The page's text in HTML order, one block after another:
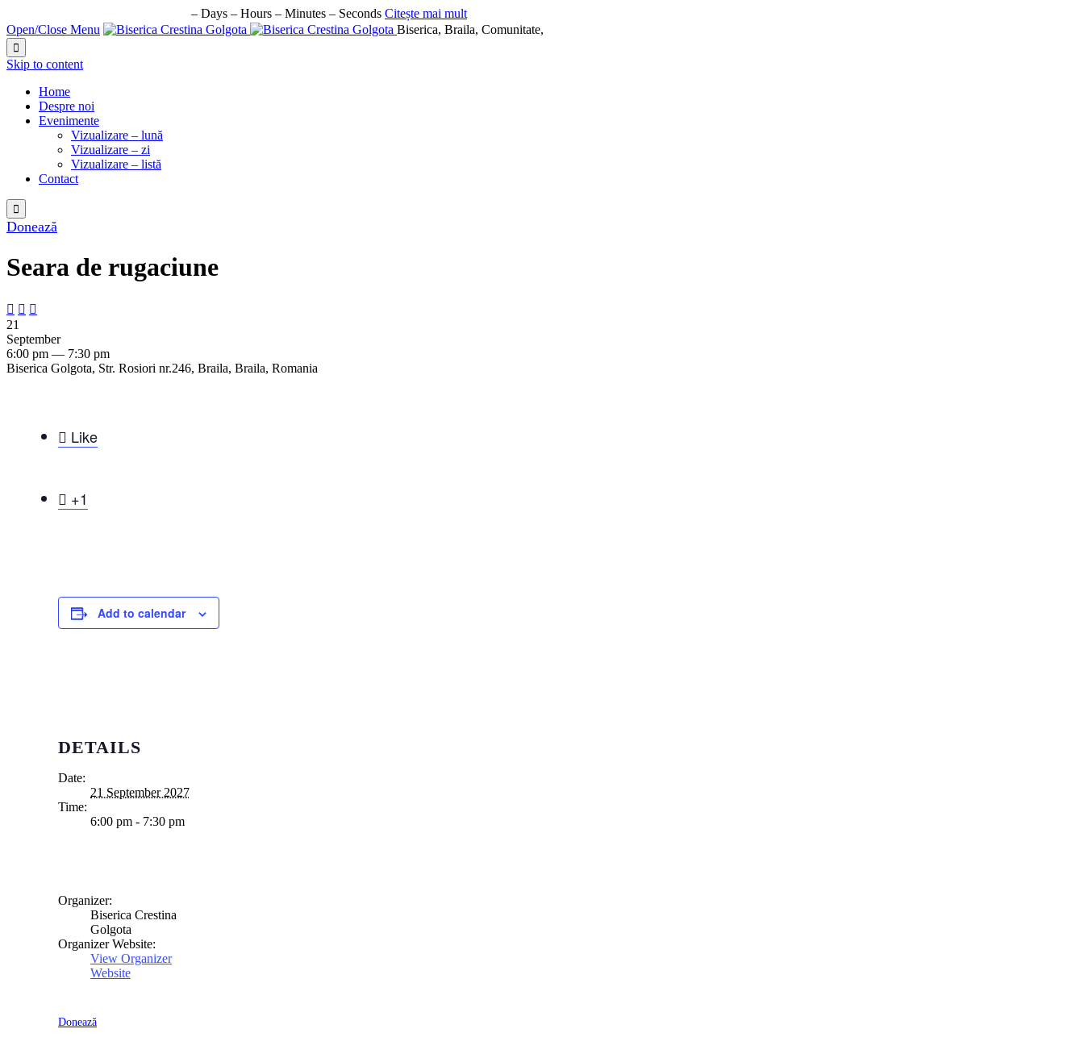
– Days – Hours – Minutes – Seconds Citește mai mult
Open/Close Menu
Biserica, Braila, Comunitate,

Skip to content
Home
Despre noi
Evenimente
Vizualizare – lună
Vizualizare – zi
Vizualizare – listă
Contact

Donează
Seara de rugaciune
  
21
September
6:00 pm — 7:30 pm
Biserica Golgota, Str. Rosiori nr.246, Braila, Braila, Romania
 Like
 +1
Add to calendar
DETAILS
Date:
21 September 2027
Time:
6:00 pm - 7:30 pm
Organizer:
Biserica Crestina
Golgota
Organizer Website:
View Organizer
Website
Donează